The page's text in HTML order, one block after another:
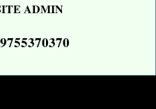
ADMIN